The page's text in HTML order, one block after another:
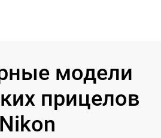
модели
прицелов
Nikon